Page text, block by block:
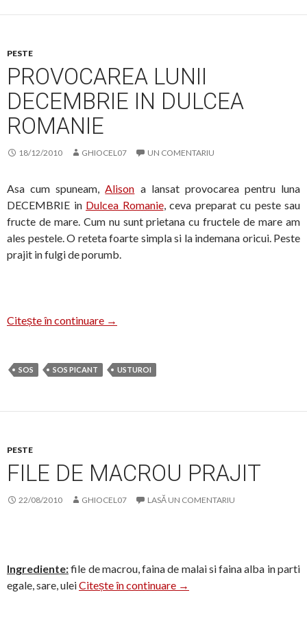
PESTE
PROVOCAREA LUNII
DECEMBRIE IN DULCEA
ROMANIE
18/12/2010 GHIOCEL07 UN COMENTARIU
Asa cum spuneam,Alison a lansat provocarea pentru luna
DECEMBRIE in Dulcea Romanie, ceva preparat cu peste sau
fructe de mare. Cum nu sunt prietana cu fructele de mare am
ales pestele. O reteta foarte simpla si la indemana oricui. Peste
prajit in fulgi de porumb.
Citește în continuare Provocarea Lunii Decembrie in Dulcea
→
SOS SOS PICANT USTUROI
PESTE
FILE DE MACROU PRAJIT
22/08/2010 GHIOCEL07 LASĂ UN COMENTARIU
Ingrediente:file de macrou, faina de malai si faina alba in parti
egale, sare, uleiCitește în continuare File de macrou prajit
→